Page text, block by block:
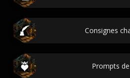
Consignes
Prompts